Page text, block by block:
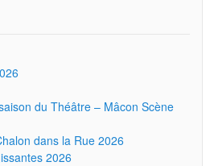
du Théâtre – Mâcon Scène
dans la Rue 2026
2026